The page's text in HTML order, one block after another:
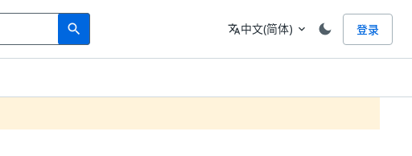
search
Search 语言
translate中文(简体) expand_more 登录